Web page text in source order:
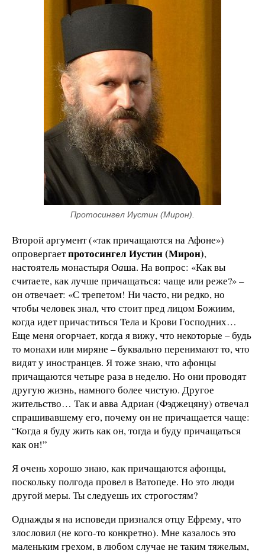
Протосингел Иустин (Мирон).
Второй аргумент («так причащаются на Афоне»)
опровергаетпротосингел Иустин (Мирон),
настоятель монастыря Оаша. На вопрос: «Как вы
считаете, как лучше причащаться: чаще или реже?» –
он отвечает: «С трепетом! Ни часто, ни редко, но
чтобы человек знал, что стоит пред лицом Божиим,
когда идет причаститься Тела и Крови Господних…
Еще меня огорчает, когда я вижу, что некоторые – будь
то монахи или миряне – буквально перенимают то, что
видят у иностранцев. Я тоже знаю, что афонцы
причащаются четыре раза в неделю. Но они проводят
другую жизнь, намного более чистую. Другое
жительство… Так и авва Адриан (Фэджецяну) отвечал
спрашивавшему его, почему он не причащается чаще:
“Когда я буду жить как он, тогда и буду причащаться
как он!”
Я очень хорошо знаю, как причащаются афонцы,
поскольку полгода провел в Ватопеде. Но это люди
другой меры. Ты следуешь их строгостям?
Однажды я на исповеди признался отцу Ефрему, что
злословил (не кого-то конкретно). Мне казалось это
маленьким грехом, в любом случае не таким тяжелым,